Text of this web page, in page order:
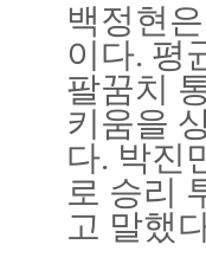
백정현
이다. 평
팔꿈치
키움을
다. 박진
로 승리
고 말했